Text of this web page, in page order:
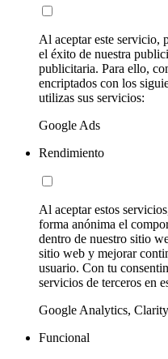
Al aceptar este servicio,
el éxito de nuestra
publicitaria. Para ello,
encriptados con los
utilizas sus servicios:
Google Ads
Rendimiento
Al aceptar estos
forma anónima el
dentro de nuestro sitio
sitio web y mejorar
usuario. Con tu
servicios de terceros en
Google Analytics,
Funcional